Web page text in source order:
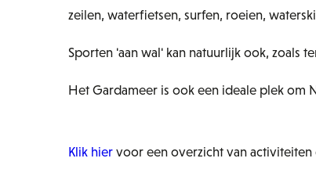
zeilen, waterfietsen, surfen, roeien,
Sporten 'aan wal' kan natuurlijk ook, zoals
Het Gardameer is ook een ideale plek om
Klik hier voor een overzicht van